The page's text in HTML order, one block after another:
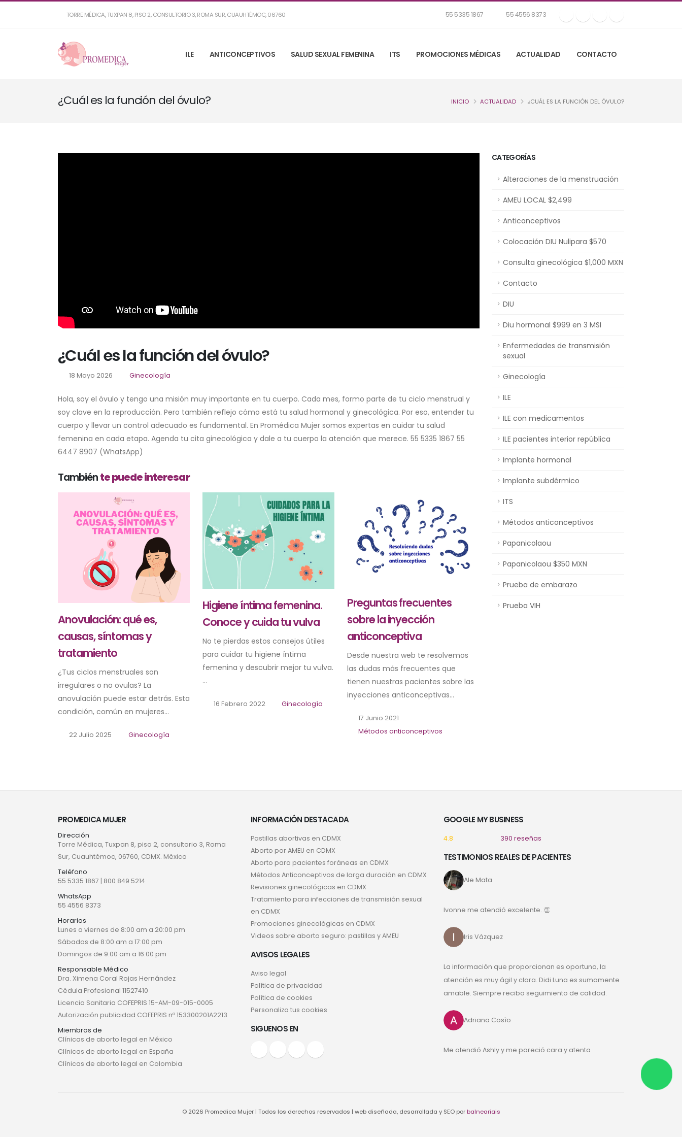
TORRE MÉDICA, TUXPAN 8, PISO 2, CONSULTORIO 3, ROMA SUR, CUAUHTÉMOC, 06760 55 5335 1867 55 4556 8373
ILE ANTICONCEPTIVOS SALUD SEXUAL FEMENINA ITS PROMOCIONES MÉDICAS ACTUALIDAD CONTACTO
¿Cuál es la función del óvulo? INICIO ACTUALIDAD ¿CUÁL ES LA FUNCIÓN DEL ÓVULO?
CATEGORÍAS
Alteraciones de la menstruación
AMEU LOCAL $2,499
Anticonceptivos
Colocación DIU Nulipara $570
Consulta ginecológica $1,000 MXN
Contacto
DIU
Diu hormonal $999 en 3 MSI
Enfermedades de transmisión
sexual
Ginecología
ILE
ILE con medicamentos
ILE pacientes interior república
Implante hormonal
Implante subdérmico
ITS
Métodos anticonceptivos
Papanicolaou
Papanicolaou $350 MXN
Prueba de embarazo
Prueba VIH
¿Cuál es la función del óvulo?
18 Mayo 2026 Ginecología
Hola, soy el óvulo y tengo una misión muy importante en tu cuerpo. Cada mes, formo parte de tu ciclo menstrual y
soy clave en la reproducción. Pero también reflejo cómo está tu salud hormonal y ginecológica. Por eso, entender tu
cuerpo y llevar un control adecuado es fundamental. En Promédica Mujer somos expertas en cuidar tu salud
femenina en cada etapa. Agenda tu cita ginecológica y dale a tu cuerpo la atención que merece. 55 5335 1867 55
6447 8907 (WhatsApp)
Tambiénte puede interesar
Anovulación: qué es,
causas, síntomas y
tratamiento
¿Tus ciclos menstruales son
irregulares o no ovulas? La
anovulación puede estar detrás. Esta
condición, común en mujeres...
22 Julio 2025 Ginecología
Higiene íntima femenina.
Conoce y cuida tu vulva
No te pierdas estos consejos útiles
para cuidar tu higiene íntima
femenina y descubrir mejor tu vulva.
...
16 Febrero 2022 Ginecología
Preguntas frecuentes
sobre la inyección
anticonceptiva
Desde nuestra web te resolvemos
las dudas más frecuentes que
tienen nuestras pacientes sobre las
inyecciones anticonceptivas...
17 Junio 2021
Métodos anticonceptivos
PROMEDICA MUJER
Dirección
Torre Médica, Tuxpan 8, piso 2, consultorio 3, Roma
Sur, Cuauhtémoc, 06760, CDMX. México
Teléfono
55 5335 1867 | 800 849 5214
WhatsApp
55 4556 8373
Horarios
Lunes a viernes de 8:00 am a 20:00 pm
Sábados de 8:00 am a 17:00 pm
Domingos de 9:00 am a 16:00 pm
Responsable Médico
Dra. Ximena Coral Rojas Hernández
Cédula Profesional 11527410
Licencia Sanitaria COFEPRIS 15-AM-09-015-0005
Autorización publicidad COFEPRIS nº 153300201A2213
Miembros de
Clínicas de aborto legal en México
Clínicas de aborto legal en España
Clínicas de aborto legal en Colombia
INFORMACIÓN DESTACADA
Pastillas abortivas en CDMX
Aborto por AMEU en CDMX
Aborto para pacientes foráneas en CDMX
Métodos Anticonceptivos de larga duración en CDMX
Revisiones ginecológicas en CDMX
Tratamiento para infecciones de transmisión sexual
en CDMX
Promociones ginecológicas en CDMX
Videos sobre aborto seguro: pastillas y AMEU
AVISOS LEGALES
Aviso legal
Política de privacidad
Política de cookies
Personaliza tus cookies
SIGUENOS EN
GOOGLE MY BUSINESS
4.8 390 reseñas
TESTIMONIOS REALES DE PACIENTES
Ale Mata
Ivonne me atendió excelente. 👏
Iris Vázquez
La información que proporcionan es oportuna, la
atención es muy ágil y clara. Didi Luna es sumamente
amable. Siempre recibo seguimiento de calidad.
Adriana Cosìo
Me atendió Ashly y me pareció cara y atenta
© 2026 Promedica Mujer | Todos los derechos reservados | web diseñada, desarrollada y SEO por balneariais